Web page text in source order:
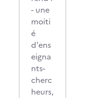
- une
moiti
é
d'ens
eigna
nts-
cherc
heurs,